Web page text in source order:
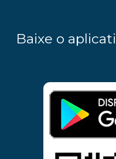
Baixe o